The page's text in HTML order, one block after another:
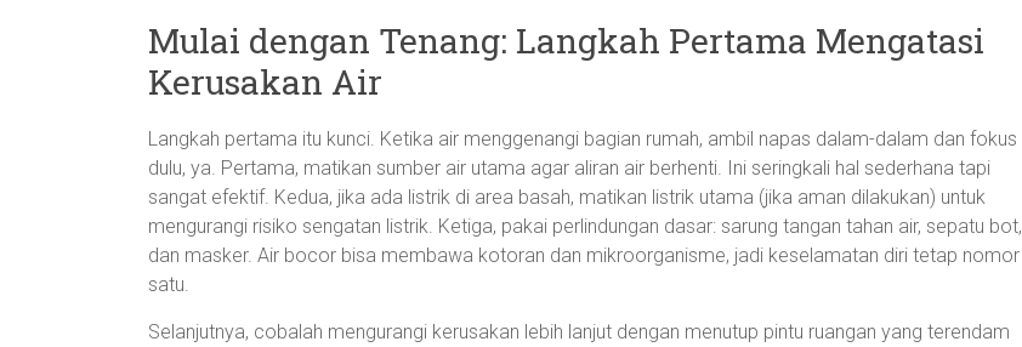
Mulai dengan Tenang: Langkah Pertama Mengatasi
Kerusakan Air
Langkah pertama itu kunci. Ketika air menggenangi bagian rumah, ambil napas dalam-dalam dan fokus
dulu, ya. Pertama, matikan sumber air utama agar aliran air berhenti. Ini seringkali hal sederhana tapi
sangat efektif. Kedua, jika ada listrik di area basah, matikan listrik utama (jika aman dilakukan) untuk
mengurangi risiko sengatan listrik. Ketiga, pakai perlindungan dasar: sarung tangan tahan air, sepatu bot,
dan masker. Air bocor bisa membawa kotoran dan mikroorganisme, jadi keselamatan diri tetap nomor
satu.
Selanjutnya, cobalah mengurangi kerusakan lebih lanjut dengan menutup pintu ruangan yang terendam